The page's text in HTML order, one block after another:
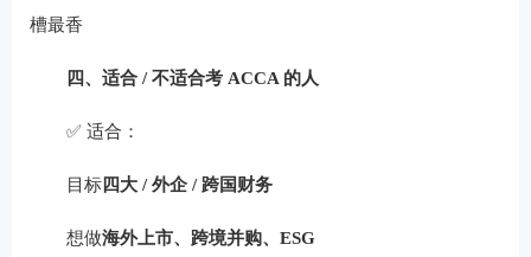
槽最香
四、适合 / 不适合考 ACCA 的人
✅ 适合：
目标四大 / 外企 / 跨国财务
想做海外上市、跨境并购、ESG